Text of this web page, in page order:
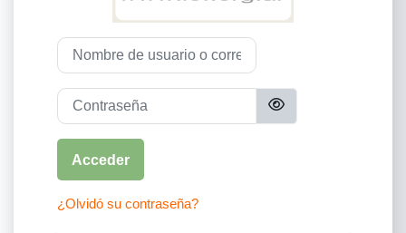
Saltar a creación de una nueva cuenta
Nombre de usuario o correo electrónico
Contraseña
Acceder
¿Olvidó su contraseña?